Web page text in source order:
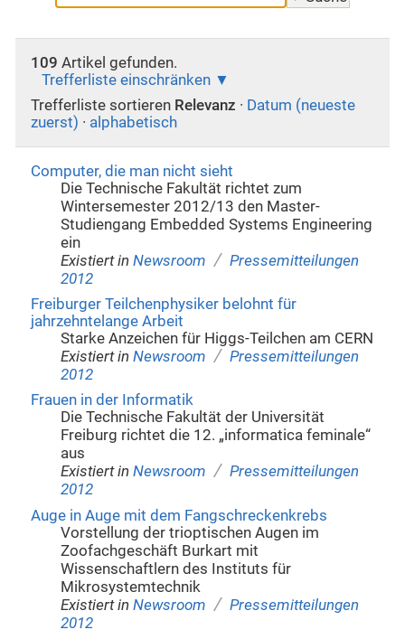
109 Artikel gefunden.
Trefferliste einschränken
Trefferliste sortieren Relevanz · Datum (neueste
zuerst) · alphabetisch
Computer, die man nicht sieht
Die Technische Fakultät richtet zum
Wintersemester 2012/13 den Master-
Studiengang Embedded Systems Engineering
ein
Existiert in Newsroom / Pressemitteilungen
2012
Freiburger Teilchenphysiker belohnt für
jahrzehntelange Arbeit
Starke Anzeichen für Higgs-Teilchen am CERN
Existiert in Newsroom / Pressemitteilungen
2012
Frauen in der Informatik
Die Technische Fakultät der Universität
Freiburg richtet die 12. „informatica feminale“
aus
Existiert in Newsroom / Pressemitteilungen
2012
Auge in Auge mit dem Fangschreckenkrebs
Vorstellung der trioptischen Augen im
Zoofachgeschäft Burkart mit
Wissenschaftlern des Instituts für
Mikrosystemtechnik
Existiert in Newsroom / Pressemitteilungen
2012